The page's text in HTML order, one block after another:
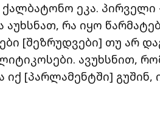
ეკა. პირველი
რა იყო
[შეზრუდვები] თუ არ
ავუხსნით,
იქ [პარლამენტში]